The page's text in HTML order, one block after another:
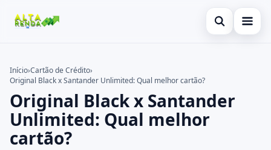
Abrir busca
Cartão de Crédito
Consignado
Conta Digital
Buscar no site
Buscar por:
Pressione Enter para buscar ou ESC para fechar.
Início›Cartão de Crédito›
Original Black x Santander Unlimited: Qual melhor cartão?
Original Black x Santander
Unlimited: Qual melhor
cartão?